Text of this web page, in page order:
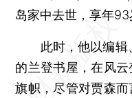
岛家中去世，享年93
此时，他以编辑
的兰登书屋，在风
旗帜，尽管对贾森